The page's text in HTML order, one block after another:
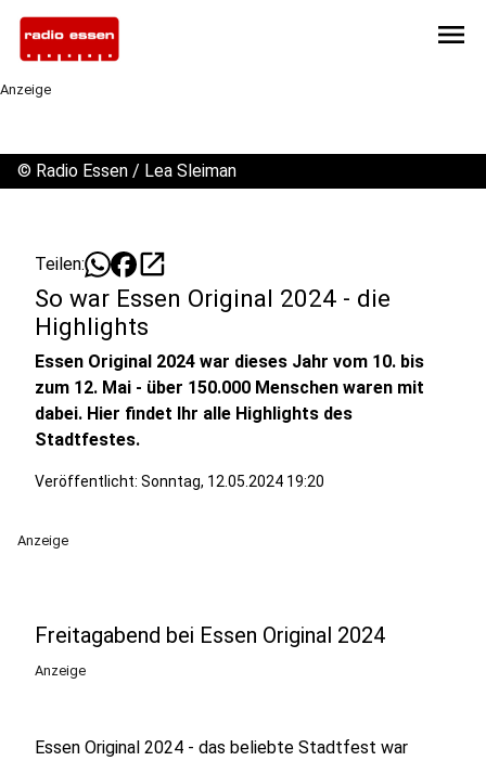
menu
Anzeige
© Radio Essen / Lea Sleiman
Teilen: open_in_new
So war Essen Original 2024 - die
Highlights
Essen Original 2024 war dieses Jahr vom 10. bis
zum 12. Mai - über 150.000 Menschen waren mit
dabei. Hier findet Ihr alle Highlights des
Stadtfestes.
Veröffentlicht: Sonntag, 12.05.2024 19:20
Anzeige
Freitagabend bei Essen Original 2024
Anzeige
Essen Original 2024 - das beliebte Stadtfest war